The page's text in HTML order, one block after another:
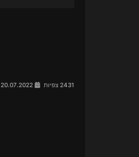
2431 צפיות